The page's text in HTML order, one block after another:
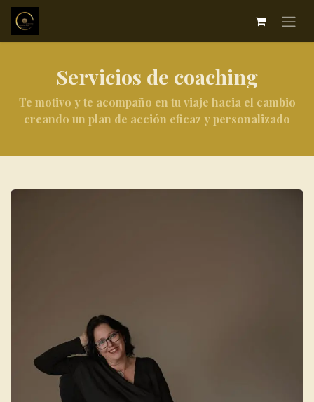
Servicios de coaching
Te motivo y te acompaño en tu viaje hacia el cambio
creando un plan de acción eficaz y personalizado